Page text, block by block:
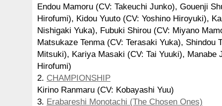
Endou Mamoru (CV: Takeuchi Junko), Gouenji
Hirofumi), Kidou Yuuto (CV: Yoshino Hiroyuki),
Nishigaki Yuka), Fubuki Shirou (CV: Miyano
Matsukaze Tenma (CV: Terasaki Yuka), Shindou
Mitsuki), Kariya Masaki (CV: Tai Yuuki), Manabe
Hirofumi)
2. CHAMPIONSHIP
Kirino Ranmaru (CV: Kobayashi Yuu)
3. Erabareshi Monotachi (The Chosen Ones)